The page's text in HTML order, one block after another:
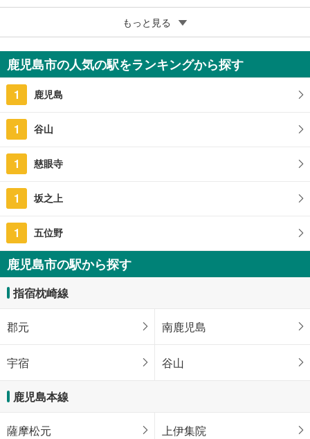
鹿児島市草牟田2丁目
350万円
2DK
62.8m2（登記）
鹿児島県鹿児島市草牟田2丁目
もっと見る
鹿児島市の人気の駅をランキングから探す
1 鹿児島
1 谷山
1 慈眼寺
1 坂之上
1 五位野
鹿児島市の駅から探す
指宿枕崎線
郡元 南鹿児島
宇宿 谷山
鹿児島本線
薩摩松元 上伊集院